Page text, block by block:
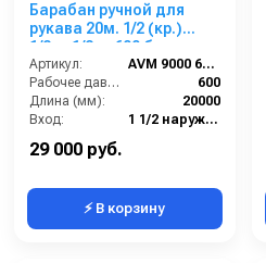
Барабан ручной для
рукава 20м. 1/2 (кр.)
1/2ш. 1/2ш. 600 бар.
Артикул:
AVM 9000 600 FE
Рабочее давление (бар):
600
Длина (мм):
20000
Вход:
1 1/2 наружняя резьба
29 000 руб.
⚡ В корзину